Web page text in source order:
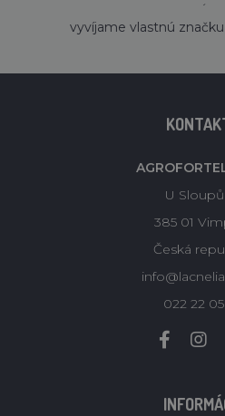
´
vyvíjame vlastnú
U
385 01
Česká
022 22 05